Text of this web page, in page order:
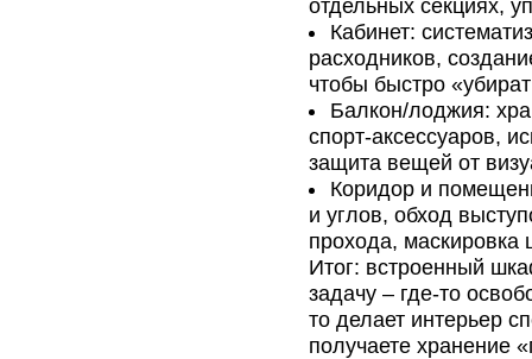
отдельных секциях,
Кабинет:
расходников,
чтобы быстро
Балкон/лоджия:
спорт-аксессуаров,
защита вещей от
Коридор и
и углов, обход
прохода, маскировка
Итог: встроенный
задачу – где-то
то делает интерьер
получаете хранение